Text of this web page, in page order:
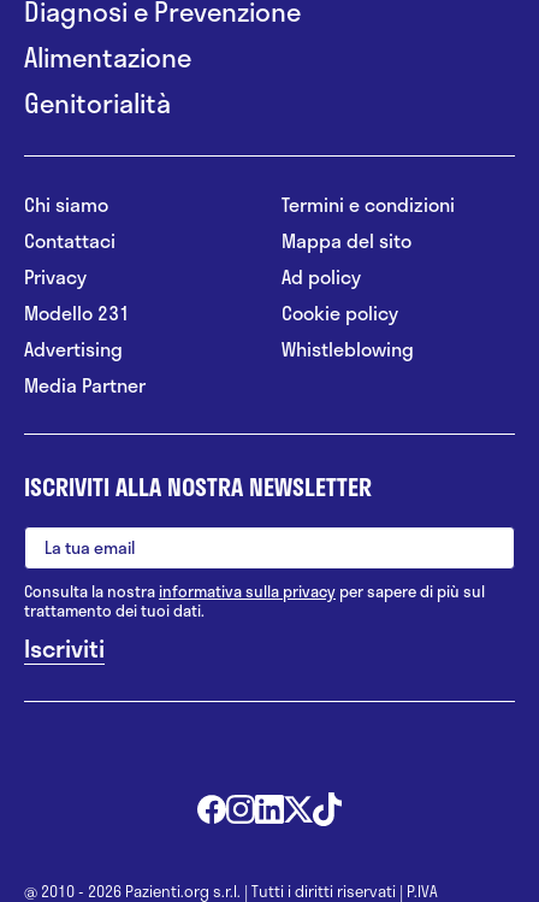
Diagnosi e Prevenzione
Alimentazione
Genitorialità
Chi siamo
Contattaci
Privacy
Modello 231
Advertising
Media Partner
Termini e condizioni
Mappa del sito
Ad policy
Cookie policy
Whistleblowing
ISCRIVITI ALLA NOSTRA NEWSLETTER
Consulta la nostrainformativa sulla privacy per sapere di più sul
trattamento dei tuoi dati.
@ 2010 - 2026 Pazienti.org s.r.l. | Tutti i diritti riservati | P.IVA